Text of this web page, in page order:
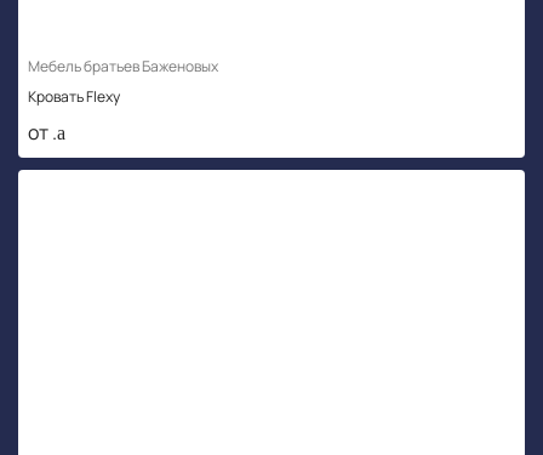
Мебель братьев Баженовых
Кровать Flexy
от .